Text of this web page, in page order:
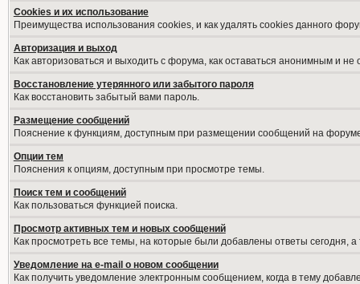
Cookies и их использование
Преимущества использования cookies, и как удалять cookies данного
Авторизация и выход
Как авторизоваться и выходить с форума, как оставаться анонимным и
Восстановление утерянного или забытого пароля
Как восстановить забытый вами пароль.
Размещение сообщений
Пояснение к функциям, доступным при размещении сообщений на
Опции тем
Пояснения к опциям, доступным при просмотре темы.
Поиск тем и сообщений
Как пользоваться функцией поиска.
Просмотр активных тем и новых сообщений
Как просмотреть все темы, на которые были добавлены ответы сегодня,
Уведомление на е-mail о новом сообщении
Как получить уведомление электронным сообщением, когда в тему